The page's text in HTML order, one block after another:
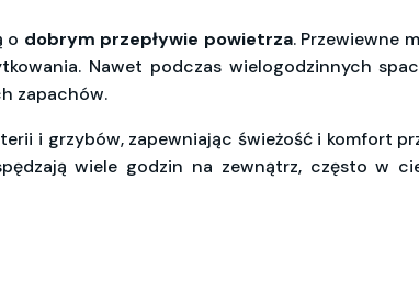
o dobrym przepływie powietrza. Przewiewne
Nawet podczas wielogodzinnych
zapachów.
i grzybów, zapewniając świeżość i komfort
wiele godzin na zewnątrz, często w